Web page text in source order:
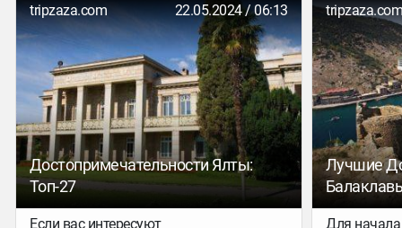
озеро на планете. И в-четвёртых, это
самый крупный резервуар пресной
воды в мире. Вот что такое Байкал!
самолеты
найти
и горы,
ответ: вам
Минска.
топ
стране, не
докажет,
удивить
tripzaza.com 22.05.2024 / 06:13
Достопримечательности Ялты:
Топ-27
Если вас интересуют
Лучшие
Для